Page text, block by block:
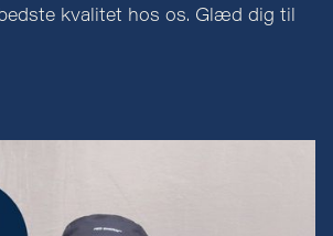
kvalitet hos os. Glæd dig til